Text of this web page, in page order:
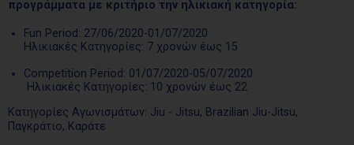
προγράμματα με κριτήριο την ηλικιακή κατηγορία:
Fun Period: 27/06/2020-01/07/2020
Ηλικιακές Κατηγορίες: 7 χρονών έως 15
Competition Period: 01/07/2020-05/07/2020
Ηλικιακές Κατηγορίες: 10 χρονών έως 22
Κατηγορίες Αγωνισμάτων: Jiu - Jitsu, Brazilian Jiu-Jitsu,
Παγκράτιο, Καράτε